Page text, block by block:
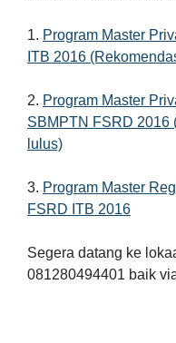
1. Program Master
ITB 2016
2. Program Master
SBMPTN FSRD 2016
lulus)
3. Program Master
FSRD ITB 2016
Segera datang ke
081280494401 baik